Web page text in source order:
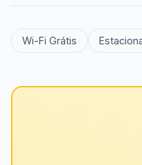
Wi-Fi Grátis